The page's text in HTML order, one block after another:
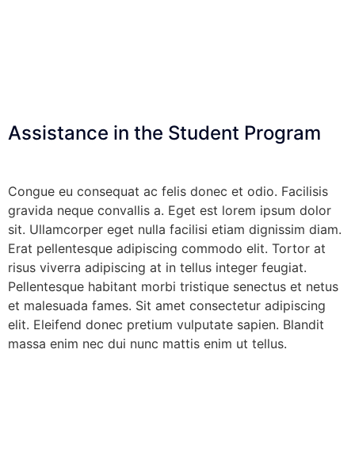
Assistance in the Student Program
Congue eu consequat ac felis donec et odio. Facilisis
gravida neque convallis a. Eget est lorem ipsum dolor
sit. Ullamcorper eget nulla facilisi etiam dignissim diam.
Erat pellentesque adipiscing commodo elit. Tortor at
risus viverra adipiscing at in tellus integer feugiat.
Pellentesque habitant morbi tristique senectus et netus
et malesuada fames. Sit amet consectetur adipiscing
elit. Eleifend donec pretium vulputate sapien. Blandit
massa enim nec dui nunc mattis enim ut tellus.